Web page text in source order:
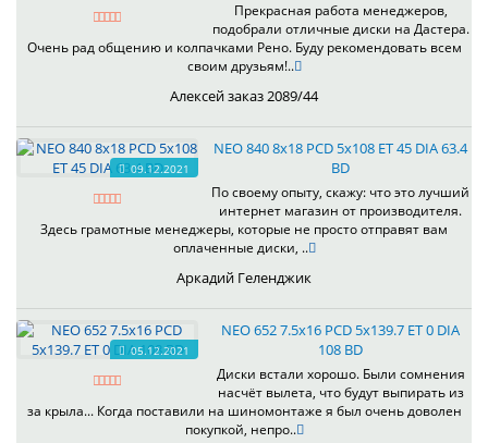
Прекрасная работа менеджеров,
подобрали отличные диски на Дастера.
Очень рад общению и колпачками Рено. Буду рекомендовать всем
своим друзьям!..
Алексей заказ 2089/44
09.12.2021
NEO 840 8x18 PCD 5x108 ET 45 DIA 63.4
BD
По своему опыту, скажу: что это лучший
интернет магазин от производителя.
Здесь грамотные менеджеры, которые не просто отправят вам
оплаченные диски, ..
Аркадий Геленджик
05.12.2021
NEO 652 7.5x16 PCD 5x139.7 ET 0 DIA
108 BD
Диски встали хорошо. Были сомнения
насчёт вылета, что будут выпирать из
за крыла... Когда поставили на шиномонтаже я был очень доволен
покупкой, непро..